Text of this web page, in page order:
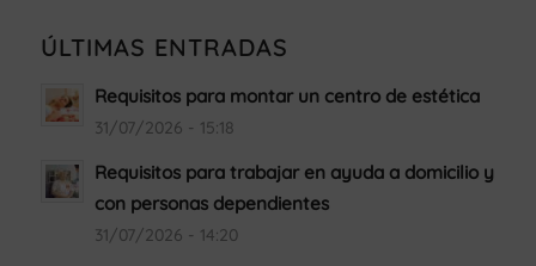
ÚLTIMAS ENTRADAS
Requisitos para montar un centro de estética
31/07/2026 - 15:18
Requisitos para trabajar en ayuda a domicilio y
con personas dependientes
31/07/2026 - 14:20